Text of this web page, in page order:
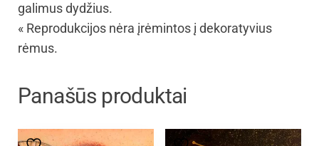
galimus dydžius.
« Reprodukcijos nėra įrėmintos į dekoratyvius
rėmus.
Panašūs produktai